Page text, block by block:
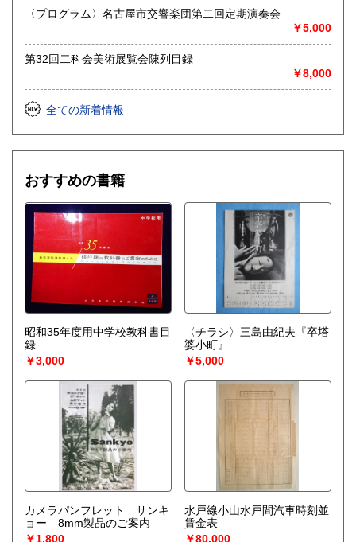
愛知県江南市前飛保町栄284 扶桑文庫 担当井
上
取り扱い分野
総記、哲学宗教、歴史、社会科学、自然科学、美術工芸、国
語国文、外国文学、古典籍、近代文献、趣味、外国書、サブ
カルチャー、古書一般（その他）
古文書・和本・刷り物・絵葉書・近代文献資料・エフェメラ
〈プログラム〉名古屋市交響楽団第二回定期演奏会
￥5,000
第32回二科会美術展覧会陳列目録
￥8,000
全ての新着情報
おすすめの書籍
昭和35年度用中学校教科書目
録
￥3,000
〈チラシ〉三島由紀夫『卒塔
婆小町』
￥5,000
カメラパンフレット サンキ
ョー 8mm製品のご案内
￥1,800
水戸線小山水戸間汽車時刻並
賃金表
￥80,000